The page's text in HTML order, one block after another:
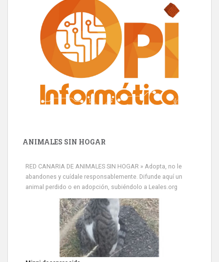
ANIMALES SIN HOGAR
RED CANARIA DE ANIMALES SIN HOGAR » Adopta, no le
abandones y cuídale responsablemente. Difunde aquí un
animal perdido o en adopción, subiéndolo a Leales.org